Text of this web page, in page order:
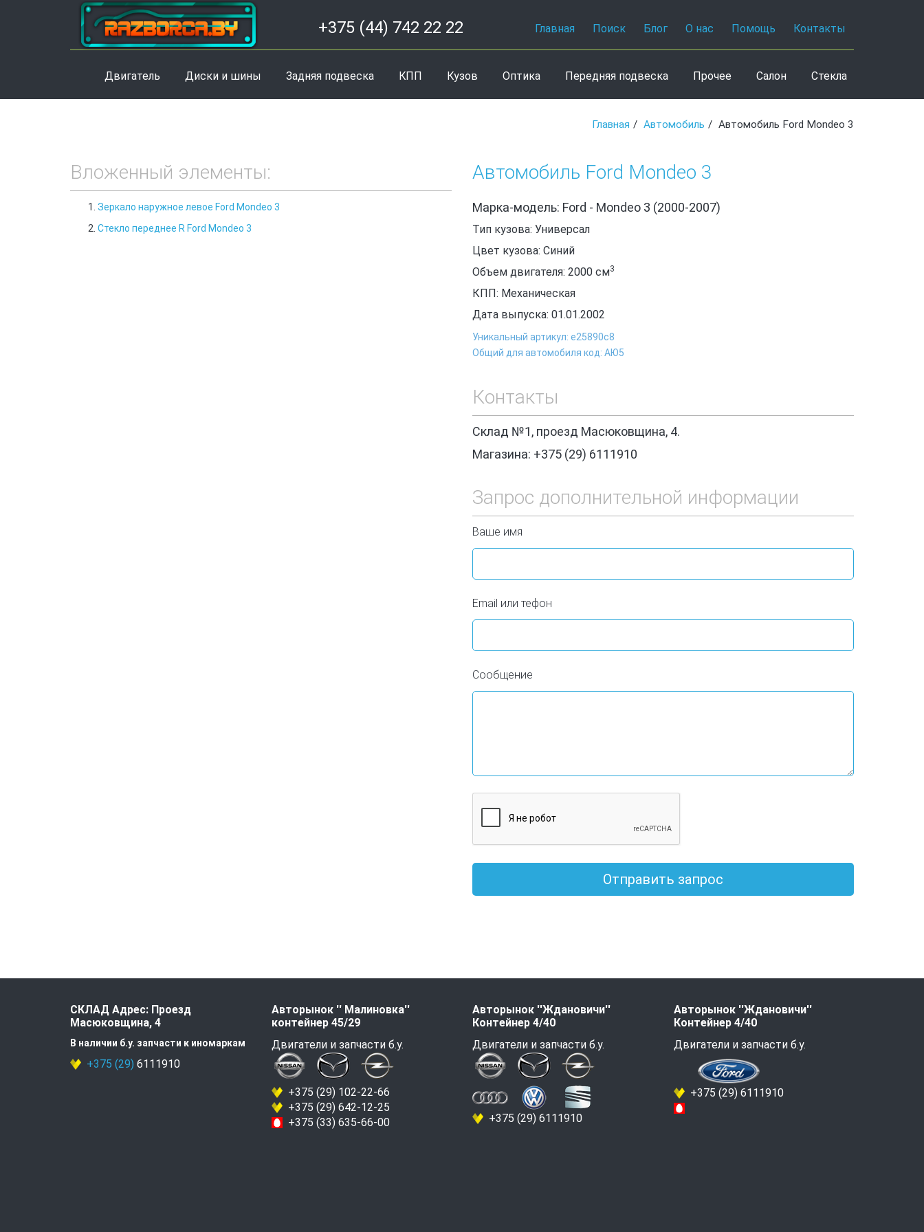
+375 (44) 742 22 22 Главная Поиск Блог О нас Помощь Контакты
Двигатель Диски и шины Задняя подвеска КПП Кузов Оптика Передняя подвеска Прочее Салон Стекла
Главная Автомобиль Автомобиль Ford Mondeo 3
Вложенный элементы:
Зеркало наружное левое Ford Mondeo 3
Стекло переднее R Ford Mondeo 3
Автомобиль Ford Mondeo 3
Марка-модель: Ford - Mondeo 3 (2000-2007)
Тип кузова: Универсал
Цвет кузова: Синий
Объем двигателя: 2000 см3
КПП: Механическая
Дата выпуска: 01.01.2002
Уникальный артикул: e25890c8
Общий для автомобиля код: АЮ5
Контакты
Склад №1, проезд Масюковщина, 4.
Магазина: +375 (29) 6111910
Запрос дополнительной информации
Ваше имя
Email или тефон
Сообщение
Отправить запрос
СКЛАД Адрес: Проезд
Масюковщина, 4
В наличии б.у. запчасти к иномаркам
+375 (29) 6111910
Авторынок '' Малиновка''
контейнер 45/29
Двигатели и запчасти б.у.
+375 (29) 102-22-66
+375 (29) 642-12-25
+375 (33) 635-66-00
Авторынок ''Ждановичи''
Контейнер 4/40
Двигатели и запчасти б.у.
+375 (29) 6111910
Авторынок ''Ждановичи''
Контейнер 4/40
Двигатели и запчасти б.у.
+375 (29) 6111910